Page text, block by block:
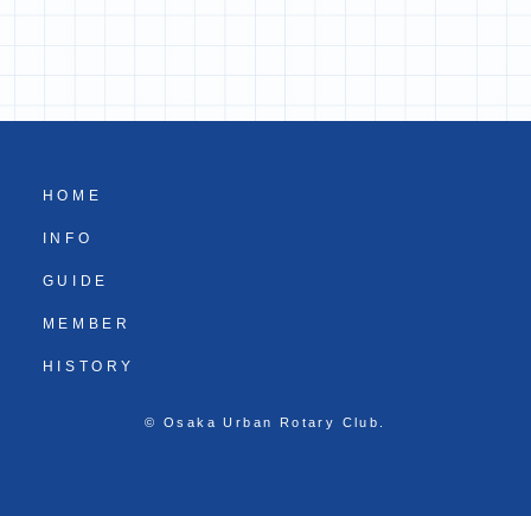
HOME
INFO
GUIDE
MEMBER
HISTORY
© Osaka Urban Rotary Club.